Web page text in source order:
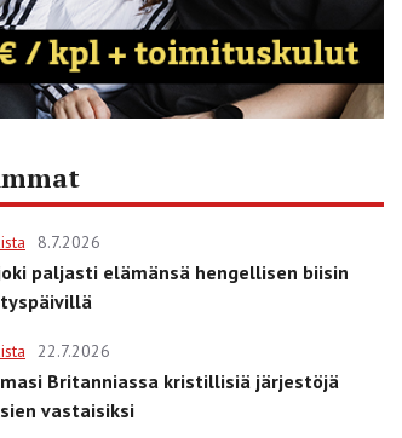
8.7.2026
paljasti elämänsä hengellisen biisin
22.7.2026
Britanniassa kristillisiä järjestöjä
vastaisiksi